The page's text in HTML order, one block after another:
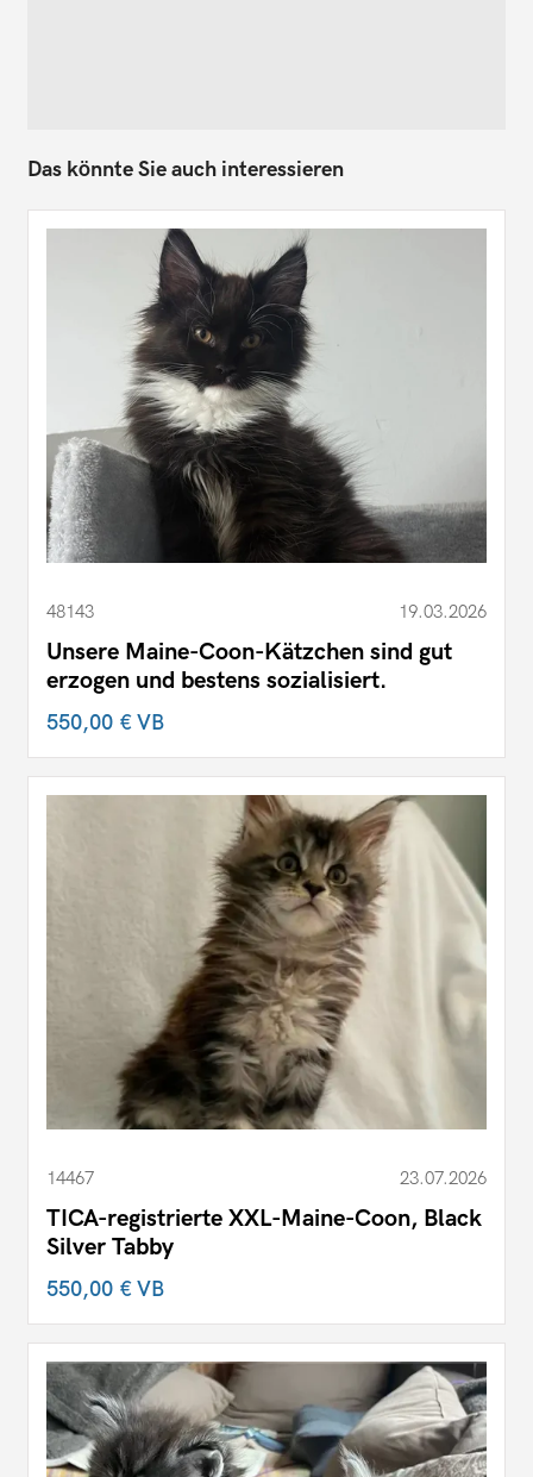
Das könnte Sie auch interessieren
48143 19.03.2026
Unsere Maine-Coon-Kätzchen sind gut
erzogen und bestens sozialisiert.
550,00 €VB
14467 23.07.2026
TICA-registrierte XXL-Maine-Coon, Black
Silver Tabby
550,00 €VB